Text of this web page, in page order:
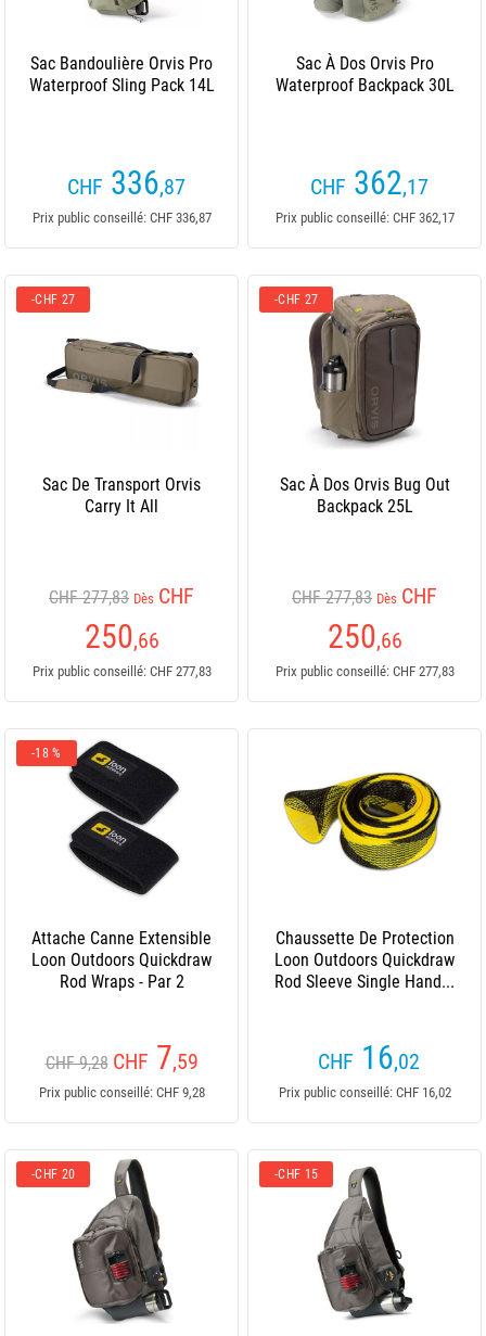
Sac Bandoulière Orvis Pro
Waterproof Sling Pack 14L
CHF 336,87
Prix public conseillé: CHF 336,87
Sac À Dos Orvis Pro
Waterproof Backpack 30L
CHF 362,17
Prix public conseillé: CHF 362,17
-CHF 27
Sac De Transport Orvis
Carry It All
CHF 277,83 Dès CHF
250,66
Prix public conseillé: CHF 277,83
-CHF 27
Sac À Dos Orvis Bug Out
Backpack 25L
CHF 277,83 Dès CHF
250,66
Prix public conseillé: CHF 277,83
-18 %
Attache Canne Extensible
Loon Outdoors Quickdraw
Rod Wraps - Par 2
CHF 9,28 CHF 7,59
Prix public conseillé: CHF 9,28
Chaussette De Protection
Loon Outdoors Quickdraw
Rod Sleeve Single Hand...
CHF 16,02
Prix public conseillé: CHF 16,02
-CHF 20 -CHF 15